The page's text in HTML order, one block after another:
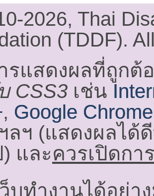
2026, Thai
(TDDF).
รแสดงผลที่ถูกต้
CSS3 เช่น
, Google
ลฯ (แสดงผลได้
และควรเปิดกา
บทำงานได้อย่า